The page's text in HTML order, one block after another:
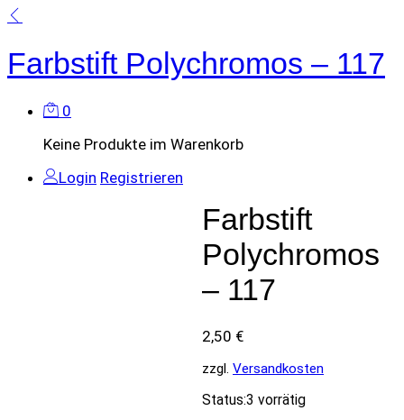
Farbstift Polychromos – 117
0
Keine Produkte im Warenkorb
Login Registrieren
Farbstift
Polychromos
– 117
2,50 €
zzgl. Versandkosten
Status:3 vorrätig